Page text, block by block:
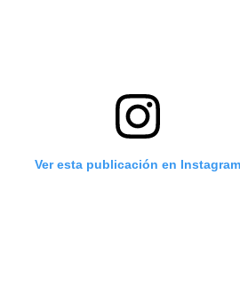
Ver esta publicación en Instagram